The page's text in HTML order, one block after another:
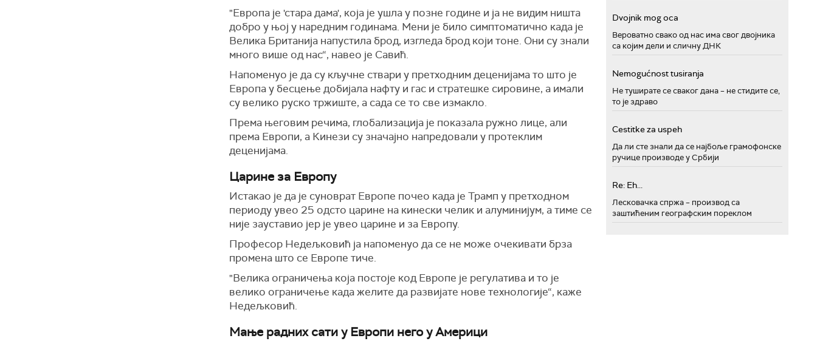
"Европа је 'стара дама', која је ушла у позне године и ја не видим ништа
добро у њој у наредним годинама. Мени је било симптоматично када је
Велика Британија напустила брод, изгледа брод који тоне. Они су знали
много више од нас“, навео је Савић.
Напоменуо је да су кључне ствари у претходним деценијама то што је
Европа у бесцење добијала нафту и гас и стратешке сировине, а имали
су велико руско тржиште, а сада се то све измакло.
Према његовим речима, глобализација је показала ружно лице, али
према Европи, а Кинези су значајно напредовали у протеклим
деценијама.
Царине за Европу
Истакао је да је суноврат Европе почео када је Трамп у претходном
периоду увео 25 одсто царине на кинески челик и алуминијум, а тиме се
није зауставио јер је увео царине и за Европу.
Професор Недељковић ја напоменуо да се не може очекивати брза
промена што се Европе тиче.
"Велика ограничења која постоје код Европе је регулатива и то је
велико ограничење када желите да развијате нове технологије“, каже
Недељковић.
Мање радних сати у Европи него у Америци
Dvojnik mog oca
Вероватно свако од нас има свог двојника
са којим дели и сличну ДНК
Nemogućnost tusiranja
Не туширате се сваког дана – не стидите се,
то је здраво
Cestitke za uspeh
Да ли сте знали да се најбоље грамофонске
ручице производе у Србији
Re: Eh...
Лесковачка спржа – производ са
заштићеним географским пореклом